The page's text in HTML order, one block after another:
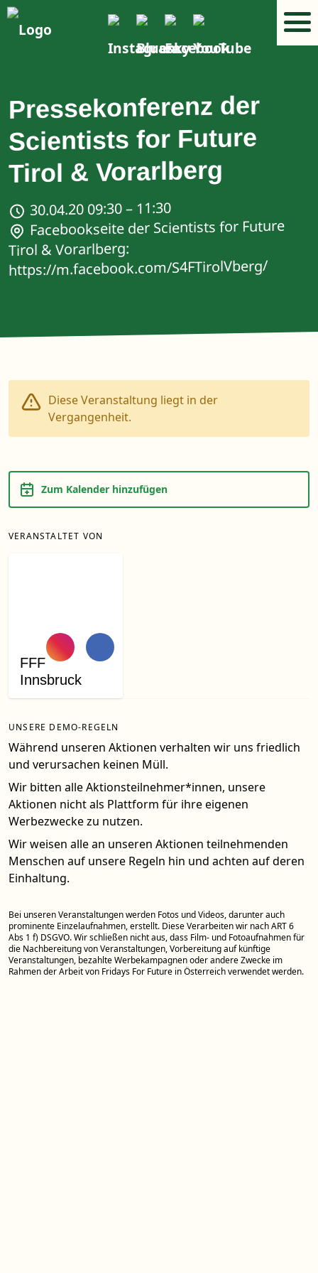
Pressekonferenz der
Scientists for Future
Tirol & Vorarlberg
30.04.20 09:30 – 11:30
Facebookseite der Scientists for Future
Tirol & Vorarlberg:
https://m.facebook.com/S4FTirolVberg/
Diese Veranstaltung liegt in der
Vergangenheit.
Zum Kalender hinzufügen
VERANSTALTET VON
FFF
Innsbruck
UNSERE DEMO-REGELN
Während unseren Aktionen verhalten wir uns friedlich
und verursachen keinen Müll.
Wir bitten alle Aktionsteilnehmer*innen, unsere
Aktionen nicht als Plattform für ihre eigenen
Werbezwecke zu nutzen.
Wir weisen alle an unseren Aktionen teilnehmenden
Menschen auf unsere Regeln hin und achten auf deren
Einhaltung.
Bei unseren Veranstaltungen werden Fotos und Videos, darunter auch
prominente Einzelaufnahmen, erstellt. Diese Verarbeiten wir nach ART 6
Abs 1 f) DSGVO. Wir schließen nicht aus, dass Film- und Fotoaufnahmen für
die Nachbereitung von Veranstaltungen, Vorbereitung auf künftige
Veranstaltungen, bezahlte Werbekampagnen oder andere Zwecke im
Rahmen der Arbeit von Fridays For Future in Österreich verwendet werden.